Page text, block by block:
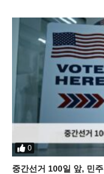
0
중간선거 100일 앞, 민